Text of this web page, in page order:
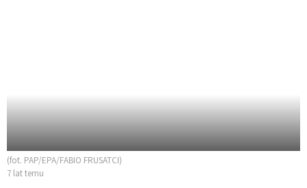
(fot. PAP/EPA/FABIO FRUSATCI)
7 lat temu